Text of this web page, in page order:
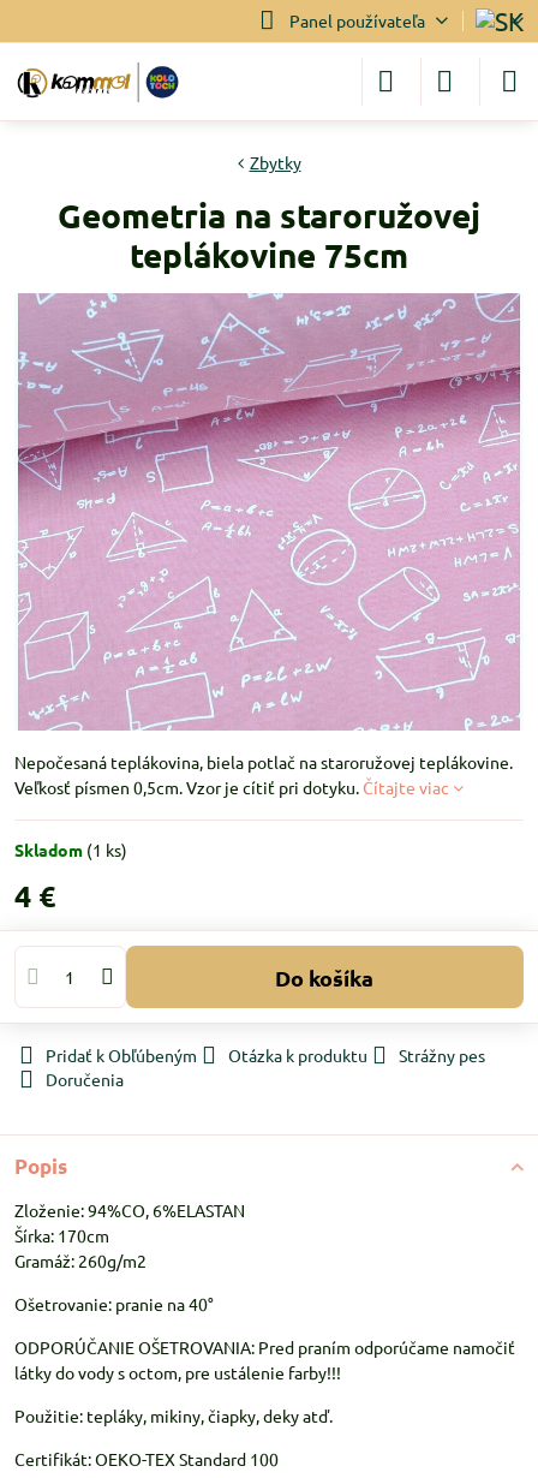
Panel používateľa
Zbytky
Geometria na staroružovej
teplákovine 75cm
Nepočesaná teplákovina, biela potlač na staroružovej teplákovine.
Veľkosť písmen 0,5cm. Vzor je cítiť pri dotyku. Čítajte viac
Skladom (1 ks)
4 €
Do košíka
Pridať k Obľúbeným Otázka k produktu
Strážny pes
Doručenia
Popis
Zloženie: 94%CO, 6%ELASTAN
Šírka: 170cm
Gramáž: 260g/m2
Ošetrovanie: pranie na 40°
ODPORÚČANIE OŠETROVANIA: Pred praním odporúčame namočiť
látky do vody s octom, pre ustálenie farby!!!
Použitie: tepláky, mikiny, čiapky, deky atď.
Certifikát: OEKO-TEX Standard 100